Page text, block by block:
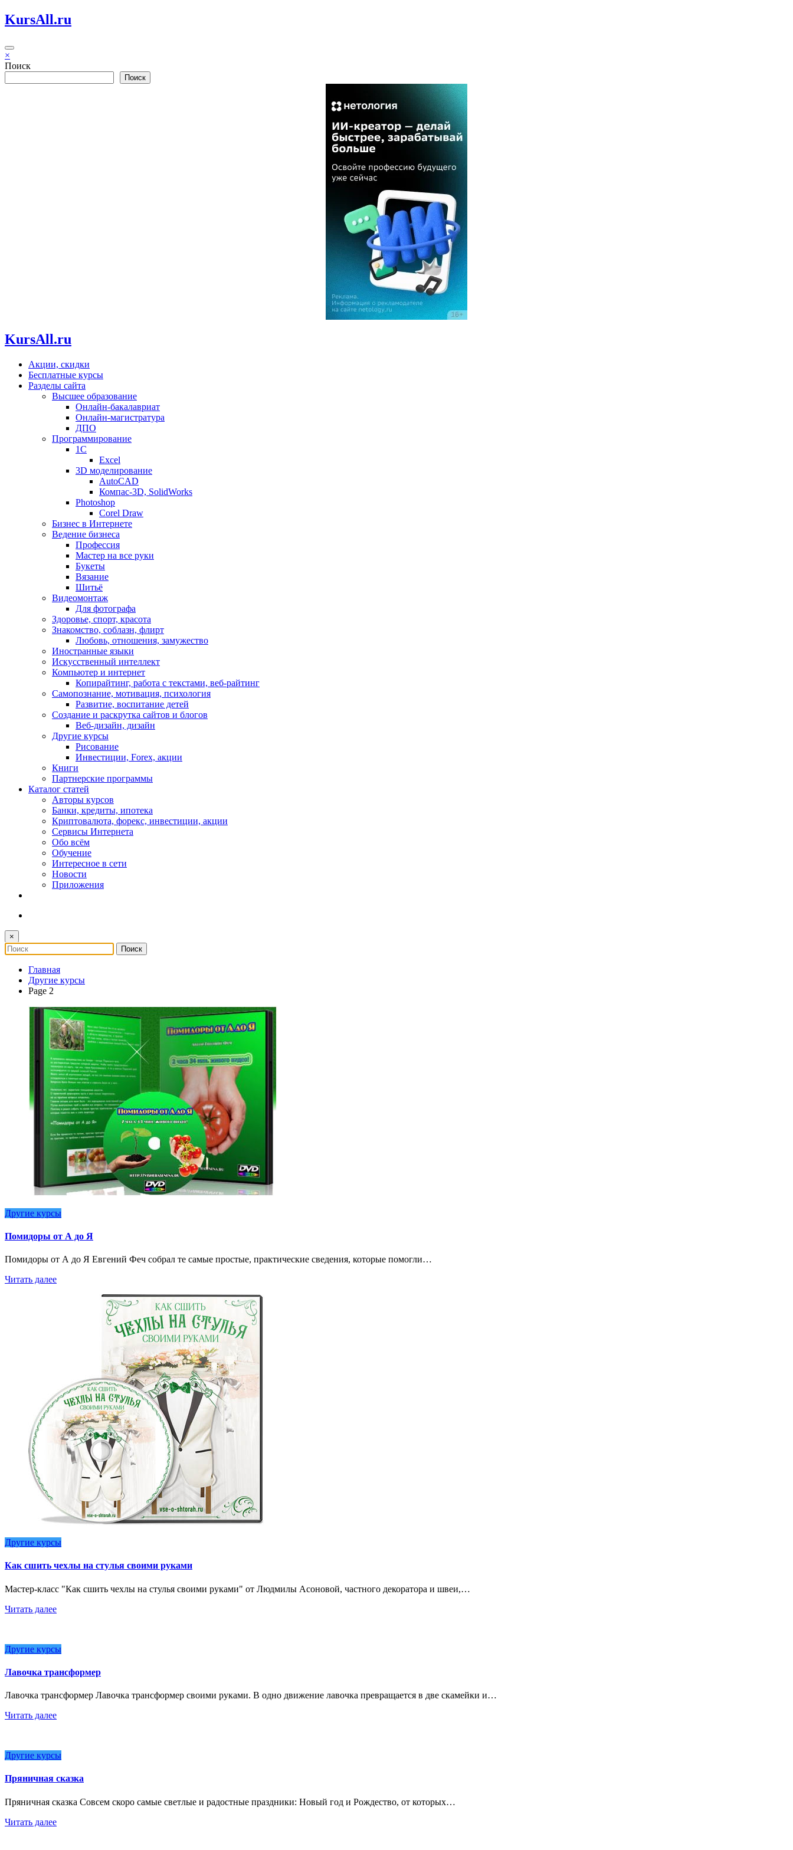
Перейти
к
KursAll.ru
×
Поиск
Поиск
KursAll.ru
Акции, скидки
Бесплатные курсы
Разделы сайта
Высшее образование
Онлайн-бакалавриат
Онлайн-магистратура
ДПО
Программирование
1С
Excel
3D моделирование
AutoCAD
Компас-3D, SolidWorks
Photoshop
Corel Draw
Бизнес в Интернете
Ведение бизнеса
Профессия
Мастер на все руки
Букеты
Вязание
Шитьё
Видеомонтаж
Для фотографа
Здоровье, спорт, красота
Знакомство, соблазн, флирт
Любовь, отношения, замужество
Иностранные языки
Искусственный интеллект
Компьютер и интернет
Копирайтинг, работа с текстами, веб-райтинг
Самопознание, мотивация, психология
Развитие, воспитание детей
Создание и раскрутка сайтов и блогов
Веб-дизайн, дизайн
Другие курсы
Рисование
Инвестиции, Forex, акции
Книги
Партнерские программы
Каталог статей
Авторы курсов
Банки, кредиты, ипотека
Криптовалюта, форекс, инвестиции, акции
Сервисы Интернета
Обо всём
Обучение
Интересное в сети
Новости
Приложения
×
Главная
Другие курсы
Page 2
Другие курсы
Помидоры от А до Я
Помидоры от А до Я Евгений Феч собрал те самые простые, практические сведения, которые помогли…
Читать далее
Другие курсы
Как сшить чехлы на стулья своими руками
Мастер-класс "Как сшить чехлы на стулья своими руками" от Людмилы Асоновой, частного декоратора и швеи,…
Читать далее
Другие курсы
Лавочка трансформер
Лавочка трансформер Лавочка трансформер своими руками. В одно движение лавочка превращается в две скамейки и…
Читать далее
Другие курсы
Пряничная сказка
Пряничная сказка Совсем скоро самые светлые и радостные праздники: Новый год и Рождество, от которых…
Читать далее